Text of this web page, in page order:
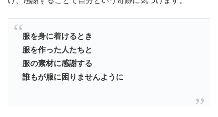
服を身に着けるとき
服を作った人たちと
服の素材に感謝する
誰もが服に困りませんように